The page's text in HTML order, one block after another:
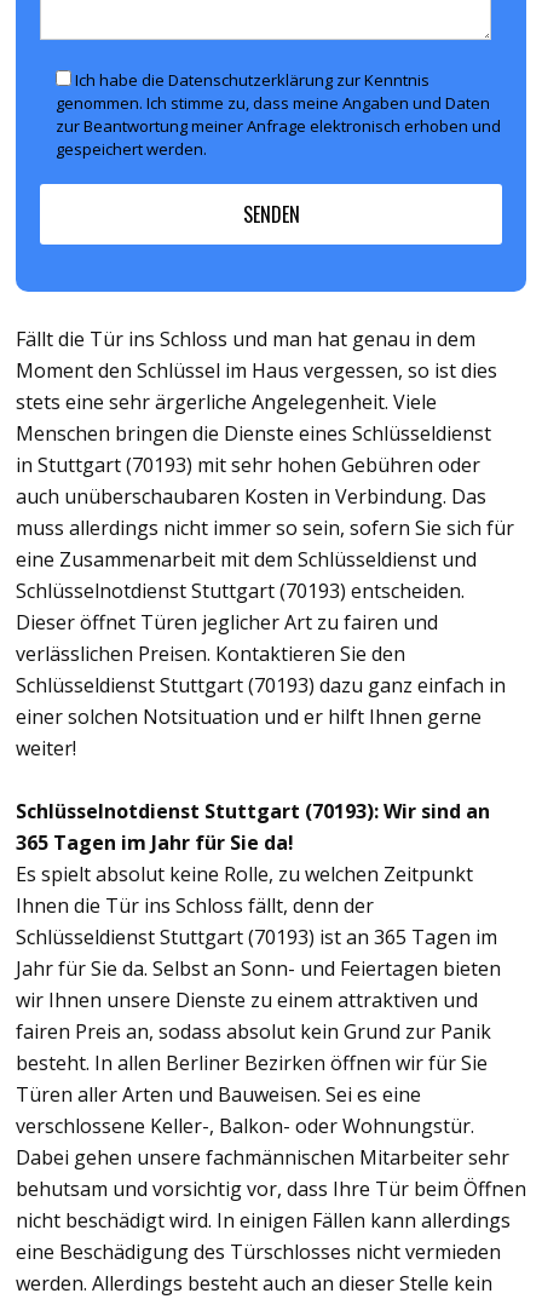
Ich habe die Datenschutzerklärung zur Kenntnis
genommen. Ich stimme zu, dass meine Angaben und Daten
zur Beantwortung meiner Anfrage elektronisch erhoben und
gespeichert werden.
Fällt die Tür ins Schloss und man hat genau in dem
Moment den Schlüssel im Haus vergessen, so ist dies
stets eine sehr ärgerliche Angelegenheit. Viele
Menschen bringen die Dienste eines Schlüsseldienst
in Stuttgart (70193) mit sehr hohen Gebühren oder
auch unüberschaubaren Kosten in Verbindung. Das
muss allerdings nicht immer so sein, sofern Sie sich für
eine Zusammenarbeit mit dem Schlüsseldienst und
Schlüsselnotdienst Stuttgart (70193) entscheiden.
Dieser öffnet Türen jeglicher Art zu fairen und
verlässlichen Preisen. Kontaktieren Sie den
Schlüsseldienst Stuttgart (70193) dazu ganz einfach in
einer solchen Notsituation und er hilft Ihnen gerne
weiter!
Schlüsselnotdienst Stuttgart (70193): Wir sind an
365 Tagen im Jahr für Sie da!
Es spielt absolut keine Rolle, zu welchen Zeitpunkt
Ihnen die Tür ins Schloss fällt, denn der
Schlüsseldienst Stuttgart (70193) ist an 365 Tagen im
Jahr für Sie da. Selbst an Sonn- und Feiertagen bieten
wir Ihnen unsere Dienste zu einem attraktiven und
fairen Preis an, sodass absolut kein Grund zur Panik
besteht. In allen Berliner Bezirken öffnen wir für Sie
Türen aller Arten und Bauweisen. Sei es eine
verschlossene Keller-, Balkon- oder Wohnungstür.
Dabei gehen unsere fachmännischen Mitarbeiter sehr
behutsam und vorsichtig vor, dass Ihre Tür beim Öffnen
nicht beschädigt wird. In einigen Fällen kann allerdings
eine Beschädigung des Türschlosses nicht vermieden
werden. Allerdings besteht auch an dieser Stelle kein